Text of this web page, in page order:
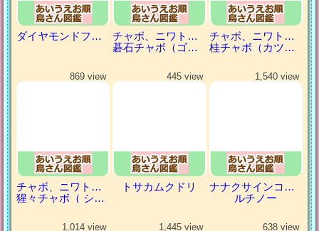
ダイヤモンドフィンチ
チャボ、ニワトリの仲間
碁石チャボ（ゴイシチャボ）
チャボ、ニワトリの仲間
桂チャボ（カツラチャボ）
869 view
チャボ、ニワトリの仲間
猩々チャボ（ ショウジョウチャボ）
445 view
トサカムクドリ
1,540 view
ナナクサインコ（七草インコ）
ルチノー
1,014 view 1,445 view 638 view